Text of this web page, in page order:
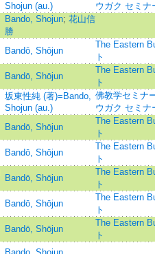
Shojun (au.)
ウガク セミナ
Bando, Shojun; 花山信
勝
Bandō, Shōjun
The Eastern
ト
Bandō, Shōjun
The Eastern
ト
坂東性純 (著)=Bando,
Shojun (au.)
佛教学セミナ
ウガク セミナ
Bandō, Shōjun
The Eastern
ト
Bandō, Shōjun
The Eastern
ト
Bandō, Shōjun
The Eastern
ト
Bandō, Shōjun
The Eastern
ト
Bandō, Shōjun
The Eastern
ト